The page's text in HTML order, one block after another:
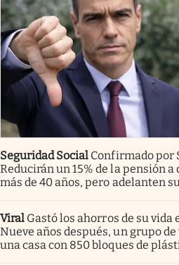
Seguridad Social Confirmado por
Reducirán un 15% de la pensión
más de 40 años, pero adelanten
Viral Gastó los ahorros de su vida
Nueve años después, un grupo
una casa con 850 bloques de